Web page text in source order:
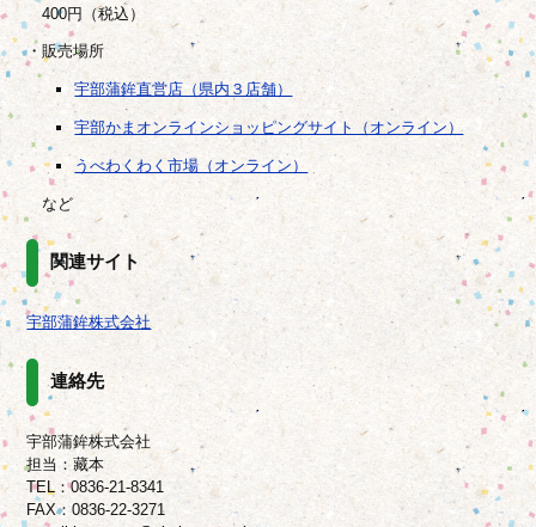
400円（税込）
・販売場所
宇部蒲鉾直営店（県内３店舗）
宇部かまオンラインショッピングサイト（オンライン）
うべわくわく市場（オンライン）
など
関連サイト
宇部蒲鉾株式会社
連絡先
宇部蒲鉾株式会社
担当：藏本
TEL：0836-21-8341
FAX：0836-22-3271